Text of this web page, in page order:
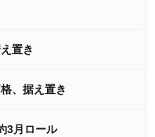
置き
、据え置き
3月ロール